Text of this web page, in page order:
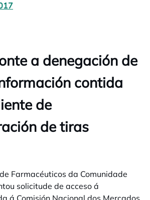
a denegación de
contida
de
de tiras
Farmacéuticos da Comunidade
solicitude de acceso á
á Comisión Nacional dos Mercados